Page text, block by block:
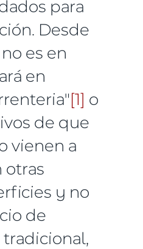
para
Desde
es en
en
[1] o
de que
vienen a
y no
de